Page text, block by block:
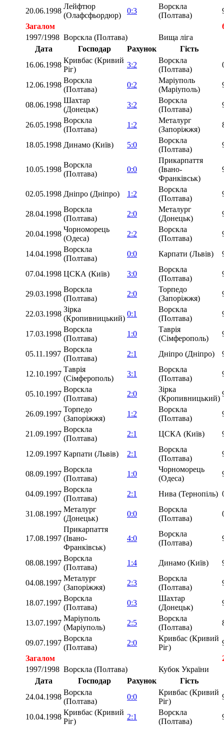
20.06.1998
Лейфтюр
(Олафсфьордюр)
0:3
Ворскла
(Полтава)
Загалом
1997/1998 Ворскла (Полтава)
Вища ліга
Дата
Господар Рахунок
Гість
16.06.1998
Кривбас (Кривий
Ріг)
3:2
Ворскла
(Полтава)
12.06.1998
Ворскла
(Полтава)
0:2
Маріуполь
(Маріуполь)
08.06.1998
Шахтар
(Донецьк)
3:2
Ворскла
(Полтава)
26.05.1998
Ворскла
(Полтава)
1:2
Металург
(Запоріжжя)
18.05.1998 Динамо (Київ) 5:0
Ворскла
(Полтава)
10.05.1998
Ворскла
(Полтава)
0:0
Прикарпаття
(Івано-
Франківськ)
02.05.1998 Дніпро (Дніпро) 1:2
Ворскла
(Полтава)
28.04.1998
Ворскла
(Полтава)
2:0
Металург
(Донецьк)
20.04.1998
Чорноморець
(Одеса)
2:2
Ворскла
(Полтава)
14.04.1998
Ворскла
(Полтава)
0:0 Карпати (Львів)
07.04.1998 ЦСКА (Київ) 3:0
Ворскла
(Полтава)
29.03.1998
Ворскла
(Полтава)
2:0
Торпедо
(Запоріжжя)
22.03.1998
Зірка
(Кропивницький)
0:1
Ворскла
(Полтава)
17.03.1998
Ворскла
(Полтава)
1:0
Таврія
(Сімферополь)
05.11.1997
Ворскла
(Полтава)
2:1 Дніпро (Дніпро)
12.10.1997
Таврія
(Сімферополь)
3:1
Ворскла
(Полтава)
05.10.1997
Ворскла
(Полтава)
2:0
Зірка
(Кропивницький)
26.09.1997
Торпедо
(Запоріжжя)
1:2
Ворскла
(Полтава)
21.09.1997
Ворскла
(Полтава)
2:1 ЦСКА (Київ)
12.09.1997 Карпати (Львів) 2:1
Ворскла
(Полтава)
08.09.1997
Ворскла
(Полтава)
1:0
Чорноморець
(Одеса)
04.09.1997
Ворскла
(Полтава)
2:1 Нива (Тернопіль)
31.08.1997
Металург
(Донецьк)
0:0
Ворскла
(Полтава)
17.08.1997
Прикарпаття
(Івано-
Франківськ)
4:0
Ворскла
(Полтава)
08.08.1997
Ворскла
(Полтава)
1:4 Динамо (Київ)
04.08.1997
Металург
(Запоріжжя)
2:3
Ворскла
(Полтава)
18.07.1997
Ворскла
(Полтава)
0:3
Шахтар
(Донецьк)
13.07.1997
Маріуполь
(Маріуполь)
2:5
Ворскла
(Полтава)
09.07.1997
Ворскла
(Полтава)
2:0
Кривбас (Кривий
Ріг)
Загалом
1997/1998 Ворскла (Полтава)
Кубок України
Дата
Господар Рахунок
Гість
24.04.1998
Ворскла
(Полтава)
0:0
Кривбас (Кривий
Ріг)
10.04.1998
Кривбас (Кривий
Ріг)
2:1
Ворскла
(Полтава)